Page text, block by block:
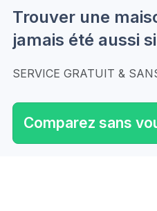
Trouver une
jamais été aussi
SERVICE GRATUIT &
Comparez sans